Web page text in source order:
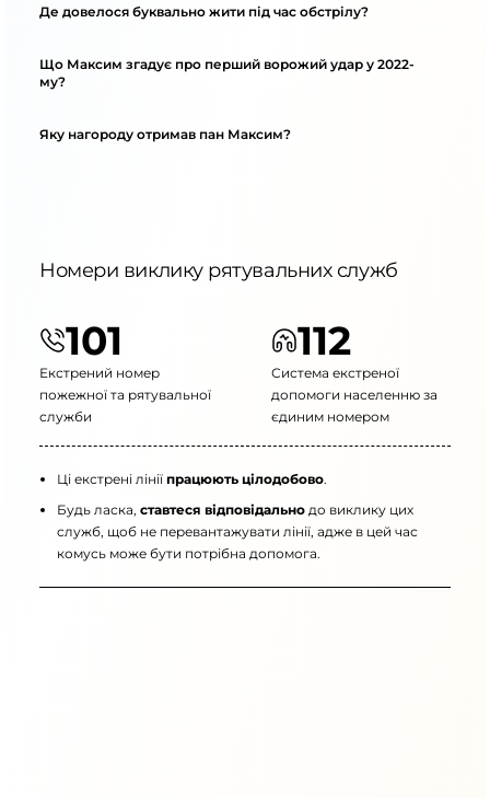
Номери виклику рятувальних служб
101
Екстрений номер
пожежної та рятувальної
служби
112
Система екстреної
допомоги населенню за
єдиним номером
Ці екстрені лінії працюють цілодобово.
Будь ласка, ставтеся відповідально до виклику цих
служб, щоб не перевантажувати лінії, адже в цей час
комусь може бути потрібна допомога.
Де довелося буквально жити під час обстрілу?
Що Максим згадує про перший ворожий удар у 2022-
му?
Яку нагороду отримав пан Максим?